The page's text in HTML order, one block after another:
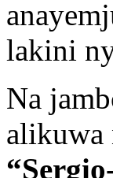
lakini
Na
alikuwa